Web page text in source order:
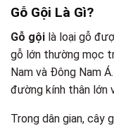
Gỗ Gội Là Gì?
Gỗ gội là loại gỗ
gỗ lớn thường mọc
Nam và Đông Nam
đường kính thân lớn
Trong dân gian, cây